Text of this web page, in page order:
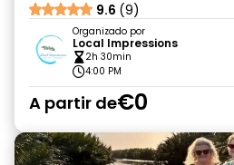
9.6 (9)
Organizado por
Local Impressions
2h 30min
4:00 PM
A partir de€0